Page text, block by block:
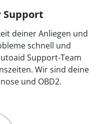
Support
deiner Anliegen und
schnell und
Support-Team
Wir sind deine
und OBD2.